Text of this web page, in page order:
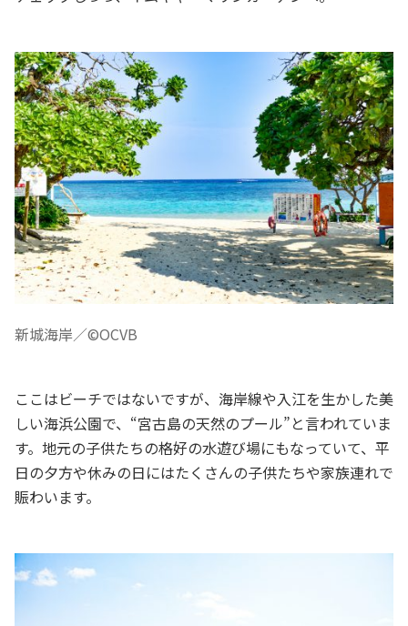
新城海岸／©OCVB
ここはビーチではないですが、海岸線や入江を生かした美
しい海浜公園で、“宮古島の天然のプール”と言われていま
す。地元の子供たちの格好の水遊び場にもなっていて、平
日の夕方や休みの日にはたくさんの子供たちや家族連れで
賑わいます。